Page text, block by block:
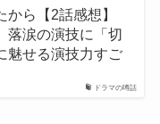
ドラマの噂話
ら【2話感想】
落涙の演技に「切
魅せる演技力すご